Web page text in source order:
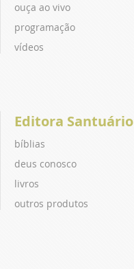
ouça ao vivo
programação
vídeos
Editora Santuário
bíblias
deus conosco
livros
outros produtos